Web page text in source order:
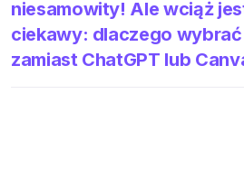
niesamowity! Ale wciąż
ciekawy: dlaczego wybrać
zamiast ChatGPT lub